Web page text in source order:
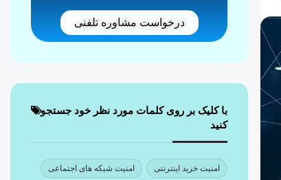
درخواست مشاوره تلفنی
با کلیک بر روی کلمات مورد نظر خود جستجو
کنید
امنیت خرید اینترنتی امنیت شبکه های اجتماعی